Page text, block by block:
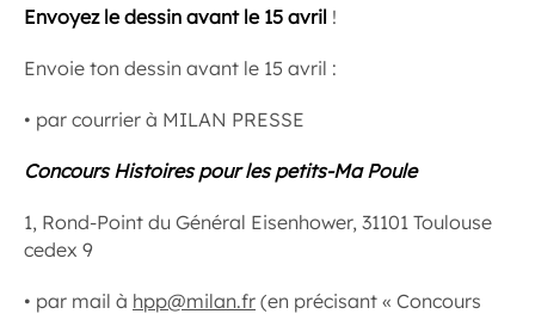
Envoyez le dessin avant le 15 avril !
Envoie ton dessin avant le 15 avril :
• par courrier à MILAN PRESSE
Concours Histoires pour les petits-Ma Poule
1, Rond-Point du Général Eisenhower, 31101 Toulouse
cedex 9
• par mail à hpp@milan.fr (en précisant « Concours